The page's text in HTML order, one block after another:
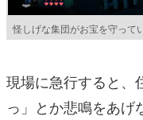
怪しげな集団がお宝を守って
現場に急行すると、
っ」とか悲鳴をあげ